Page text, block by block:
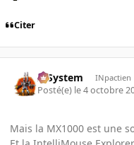
Citer
X-System INpactien
Posté(e) le 4 octobre
Mais la MX1000 est une